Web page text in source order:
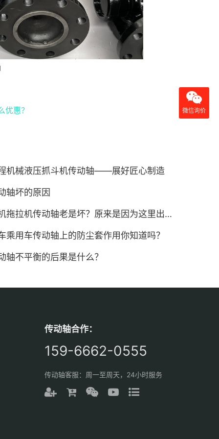
惠？
机械液压抓斗机传动轴——展好匠心制造
轴坏的原因
拖拉机传动轴老是坏？原来是因为这里出了问题！
乘用车传动轴上的防尘套作用你知道吗？
轴不平衡的后果是什么？
传动轴合作：
159-6662-0555
传动轴客服：周一至周天，24小时服务
微信询价